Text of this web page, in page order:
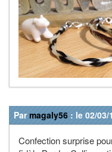
Parmagaly56 : le 02/03/
Confection surprise